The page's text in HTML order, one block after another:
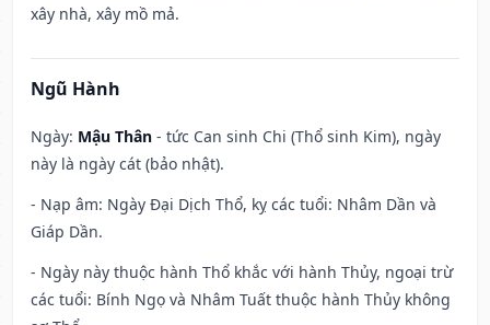
xây nhà, xây mồ mả.
Ngũ Hành
Ngày: Mậu Thân - tức Can sinh Chi (Thổ sinh Kim), ngày
này là ngày cát (bảo nhật).
- Nạp âm: Ngày Đại Dịch Thổ, kỵ các tuổi: Nhâm Dần và
Giáp Dần.
- Ngày này thuộc hành Thổ khắc với hành Thủy, ngoại trừ
các tuổi: Bính Ngọ và Nhâm Tuất thuộc hành Thủy không